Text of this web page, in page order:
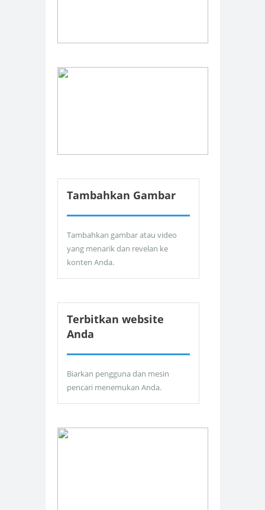
Tambahkan Gambar
Tambahkan gambar atau video
yang menarik dan revelan ke
konten Anda.
Terbitkan website
Anda
Biarkan pengguna dan mesin
pencari menemukan Anda.